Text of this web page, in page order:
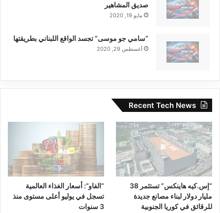
صديق المشاهير
مايو 19, 2020
“سامي جو موسى” تجسد الواقع اللبناني بطريقتها
أغسطس 29, 2020
Recent Tech News
“إس.كيه هاينكس” تستثمر 38
مليار دولار لبناء مصانع جديدة
للرقائق في كوريا الجنوبية
“الفاو”: أسعار الغذاء العالمية
تسجل في يوليو أعلى مستوى منذ
3 سنوات